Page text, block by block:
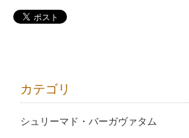
カテゴリ
シュリーマド・バーガヴァタム